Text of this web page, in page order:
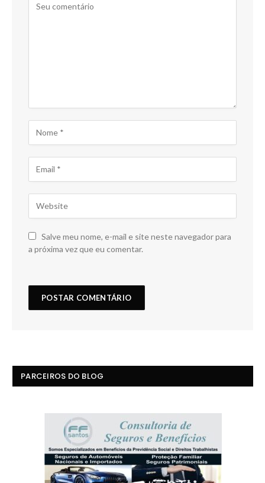
Salve meu nome, e-mail e site neste navegador para
a próxima vez que eu comentar.
PARCEIROS DO BLOG